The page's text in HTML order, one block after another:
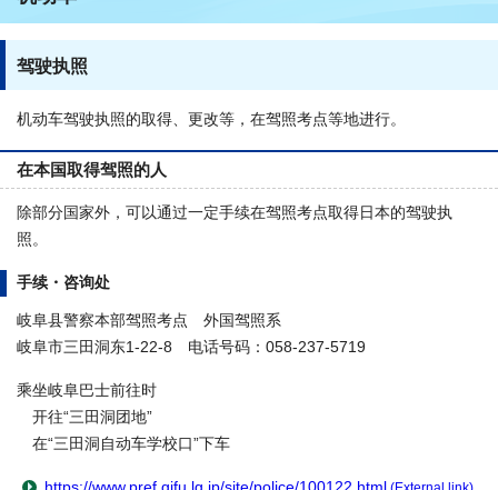
驾驶执照
机动车驾驶执照的取得、更改等，在驾照考点等地进行。
在本国取得驾照的人
除部分国家外，可以通过一定手续在驾照考点取得日本的驾驶执
照。
手续・咨询处
岐阜县警察本部驾照考点 外国驾照系
岐阜市三田洞东1-22-8 电话号码：058-237-5719
乘坐岐阜巴士前往时
开往“三田洞团地”
在“三田洞自动车学校口”下车